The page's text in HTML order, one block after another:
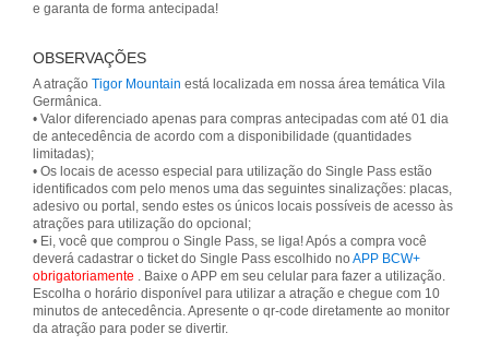
e garanta de forma antecipada!
OBSERVAÇÕES
A atração Tigor Mountain está localizada em nossa área temática Vila
Germânica.
• Valor diferenciado apenas para compras antecipadas com até 01 dia
de antecedência de acordo com a disponibilidade (quantidades
limitadas);
• Os locais de acesso especial para utilização do Single Pass estão
identificados com pelo menos uma das seguintes sinalizações: placas,
adesivo ou portal, sendo estes os únicos locais possíveis de acesso às
atrações para utilização do opcional;
• Ei, você que comprou o Single Pass, se liga! Após a compra você
deverá cadastrar o ticket do Single Pass escolhido no APP BCW+
obrigatoriamente . Baixe o APP em seu celular para fazer a utilização.
Escolha o horário disponível para utilizar a atração e chegue com 10
minutos de antecedência. Apresente o qr-code diretamente ao monitor
da atração para poder se divertir.